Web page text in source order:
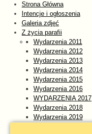
Strona Główna
Intencje i ogłoszenia
Galeria zdjęć
Z życia parafii
Wydarzenia 2011
Wydarzenia 2012
Wydarzenia 2013
Wydarzenia 2014
Wydarzenia 2015
Wydarzenia 2016
WYDARZENIA 2017
Wydarzenia 2018
Wydarzenia 2019